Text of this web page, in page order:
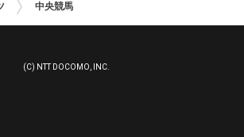
中央競馬
(C) NTT DOCOMO, INC.